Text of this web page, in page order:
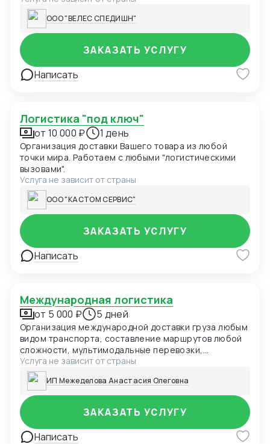
ООО "ВЕЛЕС СПЕДИШН"
Написать
ЗАКАЗАТЬ УСЛУГУ
Логистика "под ключ"
от 10 000 ₽ 1 день
Организация доставки Вашего товара из любой
точки мира. Работаем с любыми "логистическими
вызовами".
Услуга не зависит от страны
ООО "КАСТОМ СЕРВИС"
Написать
ЗАКАЗАТЬ УСЛУГУ
Международная логистика
от 5 000 ₽ 5 дней
Организация международной доставки груза любым
видом транспорта, составление маршрутов любой
сложности, мультимодальные перевозки,
страхование грузов.
Услуга не зависит от страны
ИП Межеделова Анастасия Олеговна
Написать
ЗАКАЗАТЬ УСЛУГУ